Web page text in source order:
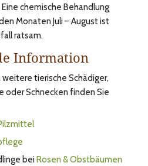
chemische Behandlung
Monaten Juli – August ist
ratsam.
Information
tierische Schädiger,
oder Schnecken finden Sie
bei Rosen & Obstbäumen